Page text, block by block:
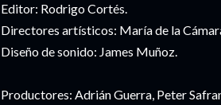
Editor: Rodrigo Cortés.
Directores artísticos: María de la
Diseño de sonido: James Muñoz.
Productores: Adrián Guerra, Peter